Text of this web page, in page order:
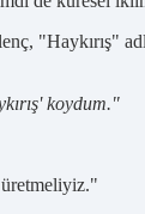
"Haykırış"
koydum."
üretmeliyiz."